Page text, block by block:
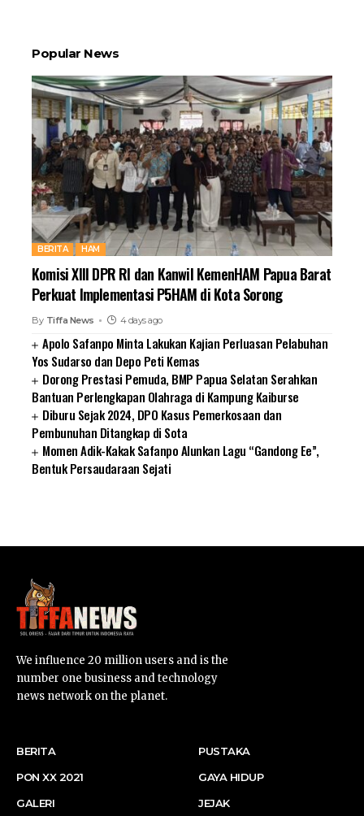
Popular News
BERITA HAM
Komisi XIII DPR RI dan Kanwil KemenHAM Papua Barat
Perkuat Implementasi P5HAM di Kota Sorong
By Tiffa News 4 days ago
Apolo Safanpo Minta Lakukan Kajian Perluasan Pelabuhan
Yos Sudarso dan Depo Peti Kemas
Dorong Prestasi Pemuda, BMP Papua Selatan Serahkan
Bantuan Perlengkapan Olahraga di Kampung Kaiburse
Diburu Sejak 2024, DPO Kasus Pemerkosaan dan
Pembunuhan Ditangkap di Sota
Momen Adik-Kakak Safanpo Alunkan Lagu “Gandong Ee”,
Bentuk Persaudaraan Sejati
We influence 20 million users and is the
number one business and technology
news network on the planet.
BERITA
PON XX 2021
GALERI
PUSTAKA
GAYA HIDUP
JEJAK